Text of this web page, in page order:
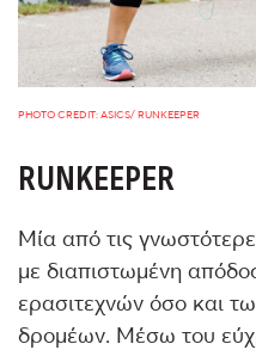
PHOTO CREDIT: ASICS/ RUNKEEPER
RUNKEEPER
Μία από τις
με διαπιστωμένη
ερασιτεχνών όσο και
δρομέων. Μέσω του